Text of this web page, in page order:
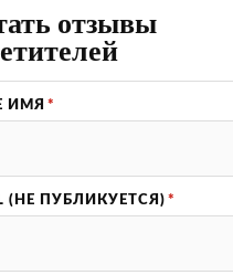
отзывы
ИМЯ *
(НЕ ПУБЛИКУЕТСЯ) *